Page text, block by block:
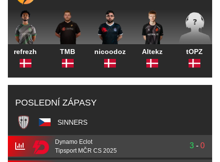
refrezh TMB nicoodoz Altekz tOPZ
POSLEDNÍ ZÁPASY
SINNERS
Dynamo Eclot
Tipsport MČR CS 2025
3 - 0